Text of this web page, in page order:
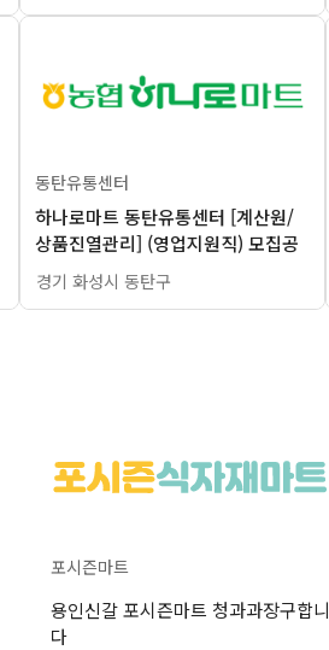
동탄유통센터
하나로마트 동탄유통센터 [계산원/
상품진열관리] (영업지원직) 모집공
고
경기 화성시 동탄구
포시즌마트
용인신갈 포시즌마트 청과과장구합니
다